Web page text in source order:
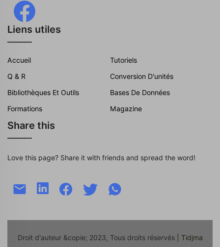
Liens utiles
Accueil
Tutoriels
Q & R
Conversion D'unités
Bibliothèques Et Outils
Bases De Données
Formations
Magazine
Share this
Love this page? Share it with friends and spread the word!
Droit d'auteur &copie; 2023, Tous droits réservés | Tidjma